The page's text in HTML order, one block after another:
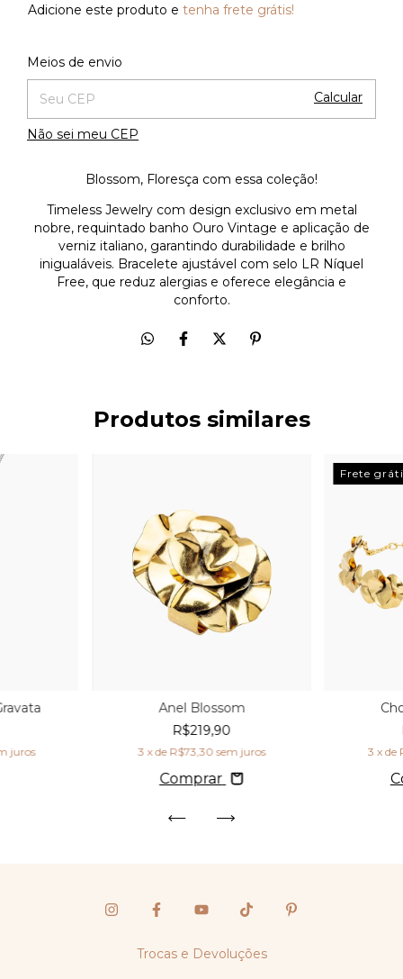
Adicione este produto e tenha frete grátis!
Entregas para o CEP:
Meios de envio
Calcular
Não sei meu CEP
Blossom, Floresça com essa coleção!
Timeless Jewelry com design exclusivo em metal
nobre, requintado banho Ouro Vintage e aplicação de
verniz italiano, garantindo durabilidade e brilho
inigualáveis. Bracelete ajustável com selo LR Níquel
Free, que reduz alergias e oferece elegância e
conforto.
Produtos similares
juros
Anel Blossom
R$219,90
3 x de R$73,30 sem juros
Comprar
Frete
3 x de
Trocas e Devoluções